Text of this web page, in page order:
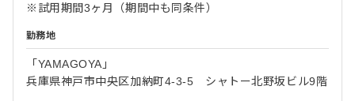
※試用期間3ヶ月（期間中も同条件）
勤務地
「YAMAGOYA」
兵庫県神戸市中央区加納町4-3-5 シャトー北野坂ビル9階